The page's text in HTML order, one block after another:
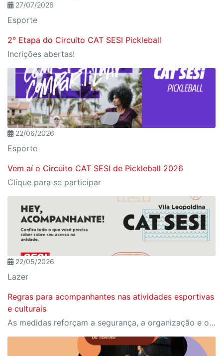
27/07/2026
Esporte
2° Etapa do Circuito CAT SESI Pickleball
Incrições abertas!
22/06/2026
Esporte
Vem aí o Circuito CAT SESI de Pickleball 2026
Clique para se participar
22/05/2026
Lazer
Regras para acompanhantes nas atividades esportivas
e culturais
As medidas reforçam a segurança, a organização e o controle de acesso nas dependências da unidade.